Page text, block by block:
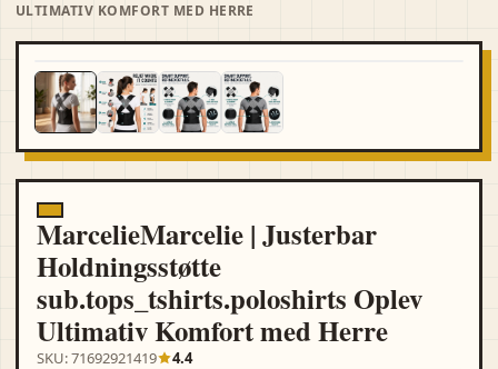
ULTIMATIV KOMFORT MED HERRE
MarcelieMarcelie | Justerbar
Holdningsstøtte
sub.tops_tshirts.poloshirts Oplev
Ultimativ Komfort med Herre
SKU: 71692921419 4.4